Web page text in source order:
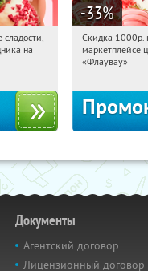
на
-33%
07:06:35
Россия
Скидка 1000р.
маркетплейсе
«Флаувау»
Документы
Агентский договор
Лицензионный договор